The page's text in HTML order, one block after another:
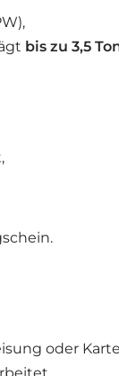
bis zu 3,5
oder